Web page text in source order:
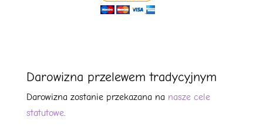
Darowizna przelewem tradycyjnym
Darowizna zostanie przekazana na nasze cele
statutowe.